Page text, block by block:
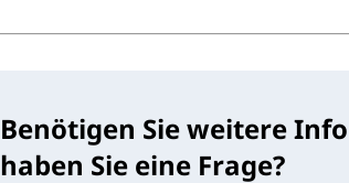
Benötigen Sie weitere
haben Sie eine Frage?